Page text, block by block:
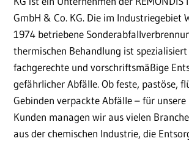
GmbH & Co. KG. Die im Industriegebiet
1974 betriebene
thermischen Behandlung ist
fachgerechte und vorschriftsmäßige
gefährlicher Abfälle. Ob feste, pastöse,
Gebinden verpackte Abfälle – für
Kunden managen wir aus vielen
aus der chemischen Industrie, die